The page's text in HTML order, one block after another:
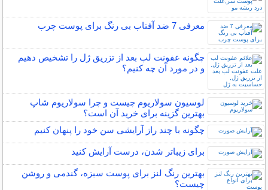
معرفی 7 ضد آفتاب بی رنگ برای پوست چرب
چگونه عفونت لب بعد از تزریق ژل را تشخیص دهیم
و در مورد آن چه کنیم؟
لوسیون سولاریوم چیست و چرا سولاریوم شاپ
بهترین گزینه برای خرید آن است؟
چگونه با چند راز آرایشی سن خود را پنهان کنیم
برای زیباتر شدن، درست آرایش کنید
بهترین رنگ لنز برای پوست سبزه، گندمی و روشن
چیست؟